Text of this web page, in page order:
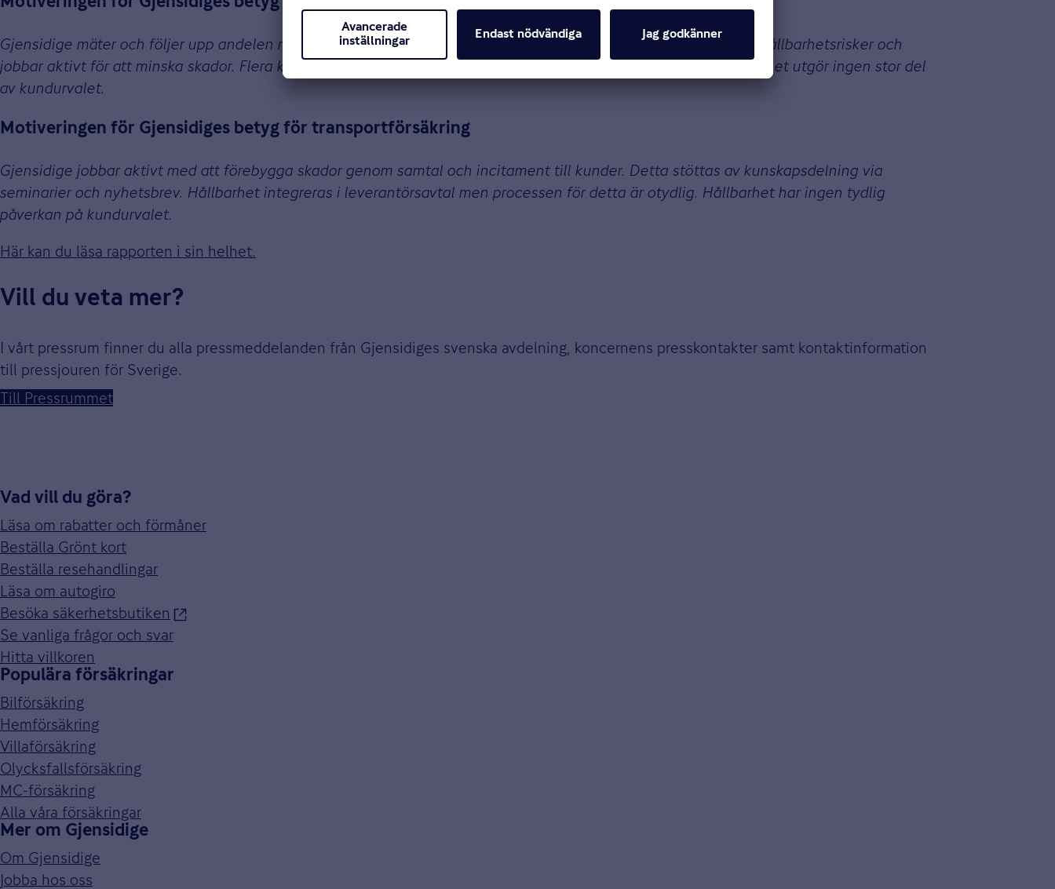
Gjensidige mäter och följer upp andelen reparationer och begagnat material i skadehanteringen. De utvärderar hållbarhetsrisker och
jobbar aktivt för att minska skador. Flera krav ställs mot leverantörer men uppföljningen kan bli tydligare. Hållbarhet utgör ingen stor del
av kundurvalet.
Motiveringen för Gjensidiges betyg för transportförsäkring
Gjensidige jobbar aktivt med att förebygga skador genom samtal och incitament till kunder. Detta stöttas av kunskapsdelning via
seminarier och nyhetsbrev. Hållbarhet integreras i leverantörsavtal men processen för detta är otydlig. Hållbarhet har ingen tydlig
påverkan på kundurvalet.
Här kan du läsa rapporten i sin helhet.
Vill du veta mer?
I vårt pressrum finner du alla pressmeddelanden från Gjensidiges svenska avdelning, koncernens presskontakter samt kontaktinformation
till pressjouren för Sverige.
Till Pressrummet
Vad vill du göra?
Läsa om rabatter och förmåner
Beställa Grönt kort
Beställa resehandlingar
Läsa om autogiro
Besöka säkerhetsbutiken
Se vanliga frågor och svar
Hitta villkoren
Populära försäkringar
Bilförsäkring
Hemförsäkring
Villaförsäkring
Olycksfallsförsäkring
MC-försäkring
Alla våra försäkringar
Mer om Gjensidige
Om Gjensidige
Jobba hos oss